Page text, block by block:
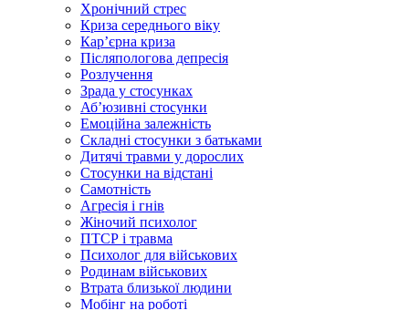
Хронічний стрес
Криза середнього віку
Карʼєрна криза
Післяпологова депресія
Розлучення
Зрада у стосунках
Абʼюзивні стосунки
Емоційна залежність
Складні стосунки з батьками
Дитячі травми у дорослих
Стосунки на відстані
Самотність
Агресія і гнів
Жіночий психолог
ПТСР і травма
Психолог для військових
Родинам військових
Втрата близької людини
Мобінг на роботі